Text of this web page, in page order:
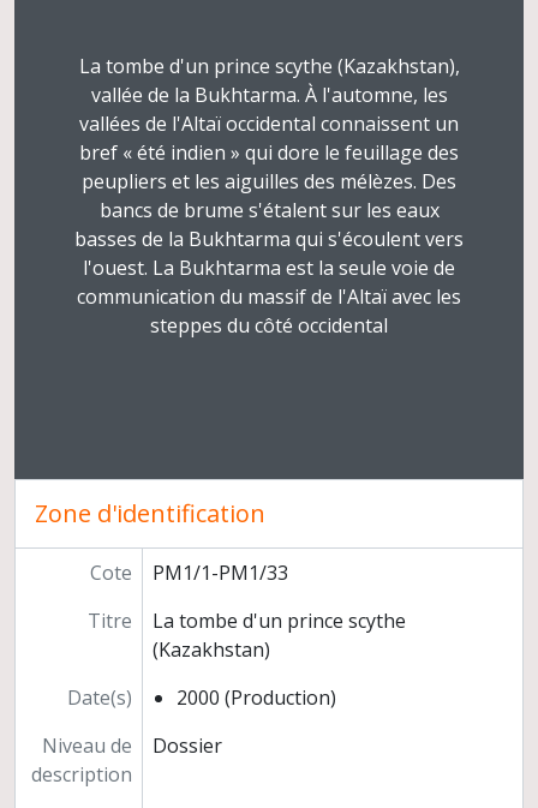
La tombe d'un prince scythe (Kazakhstan),
vallée de la Bukhtarma. À l'automne, les
vallées de l'Altaï occidental connaissent un
bref « été indien » qui dore le feuillage des
peupliers et les aiguilles des mélèzes. Des
bancs de brume s'étalent sur les eaux
basses de la Bukhtarma qui s'écoulent vers
l'ouest. La Bukhtarma est la seule voie de
communication du massif de l'Altaï avec les
steppes du côté occidental
Zone d'identification
Cote
PM1/1-PM1/33
Titre
La tombe d'un prince scythe
(Kazakhstan)
Date(s)
2000 (Production)
Niveau de
description
Dossier